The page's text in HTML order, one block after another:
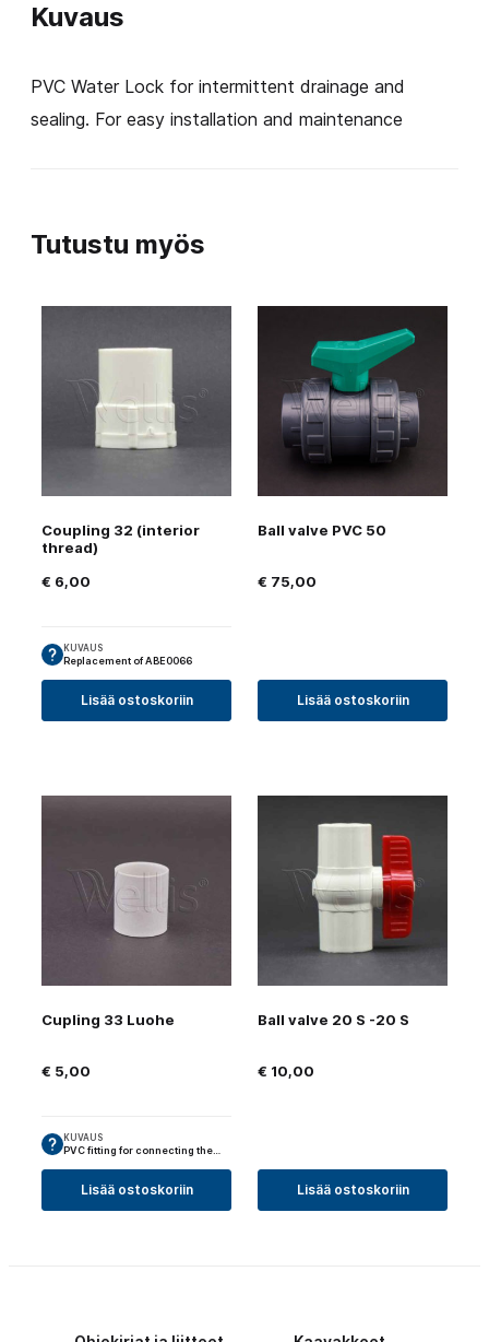
Kuvaus
PVC Water Lock for intermittent drainage and
sealing. For easy installation and maintenance
Tutustu myös
Coupling 32 (interior
thread)
€ 6,00
KUVAUS
Replacement of ABE0066
Lisää ostoskoriin
Ball valve PVC 50
€ 75,00
Lisää ostoskoriin
Cupling 33 Luohe
€ 5,00
KUVAUS
PVC fitting for connecting the…
Lisää ostoskoriin
Ball valve 20 S -20 S
€ 10,00
Lisää ostoskoriin